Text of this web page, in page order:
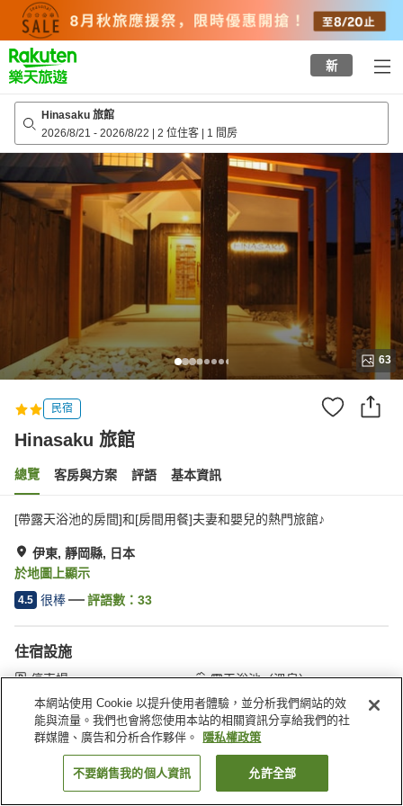
top
page
新
Hinasaku 旅館
2026/8/21 - 2026/8/22 | 2 位住客 | 1 間房
63
民宿
Hinasaku 旅館
總覽 客房與方案 評語 基本資訊
[帶露天浴池的房間]和[房間用餐]夫妻和嬰兒的熱門旅館♪
伊東, 靜岡縣, 日本
於地圖上顯示
4.5 很棒 評語數： 33
住宿設施
停車場
露天浴池（溫泉）
接送服務
首頁 日本 靜岡縣 伊東 Hinasaku 旅館
找客房
本網站使用 Cookie 以提升使用者體驗，並分析我們網站的效
能與流量。我們也會將您使用本站的相關資訊分享給我們的社
群媒體、廣告和分析合作夥伴。
隱私權政策
不要銷售我的個人資訊 允許全部